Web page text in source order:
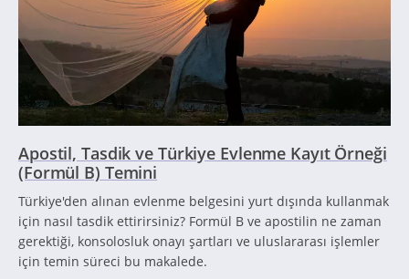
Apostil, Tasdik ve Türkiye Evlenme Kayıt Örneği
(Formül B) Temini
Türkiye'den alınan evlenme belgesini yurt dışında kullanmak
için nasıl tasdik ettirirsiniz? Formül B ve apostilin ne zaman
gerektiği, konsolosluk onayı şartları ve uluslararası işlemler
için temin süreci bu makalede.